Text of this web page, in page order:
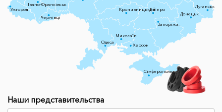
Сімферополь
Дніпро
Кропивницький
Запоріжжя
Херсон
Донецьк
Луганськ
Ужгород
Чернівці
Івано-Франківськ
Миколаїв
Одеса
Наши представительства